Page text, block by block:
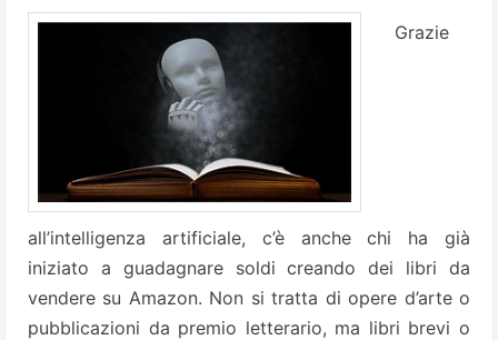
Grazie
all’intelligenza artificiale, c’è anche chi ha già
iniziato a guadagnare soldi creando dei libri da
vendere su Amazon. Non si tratta di opere d’arte o
pubblicazioni da premio letterario, ma libri brevi o